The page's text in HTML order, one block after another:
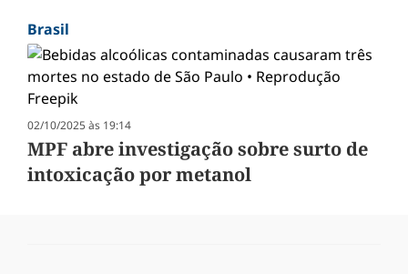
Brasil
02/10/2025 às 19:14
MPF abre investigação sobre surto de
intoxicação por metanol